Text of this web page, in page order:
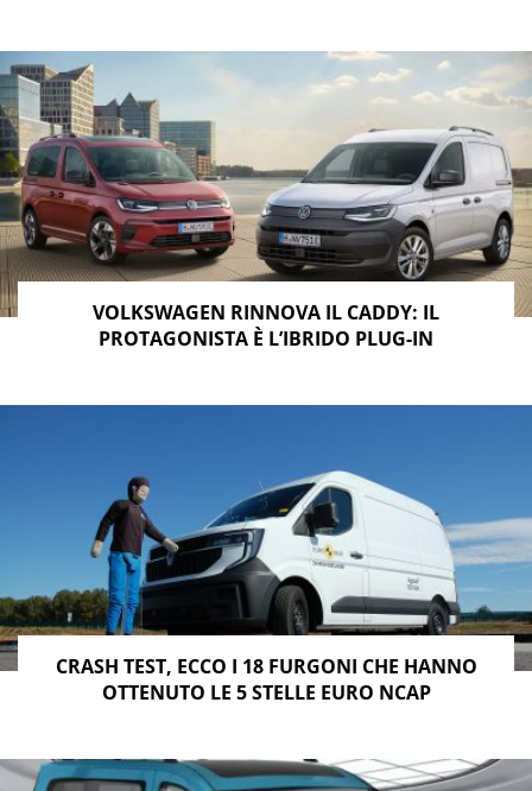
VOLKSWAGEN RINNOVA IL CADDY: IL
PROTAGONISTA È L’IBRIDO PLUG-IN
CRASH TEST, ECCO I 18 FURGONI CHE HANNO
OTTENUTO LE 5 STELLE EURO NCAP